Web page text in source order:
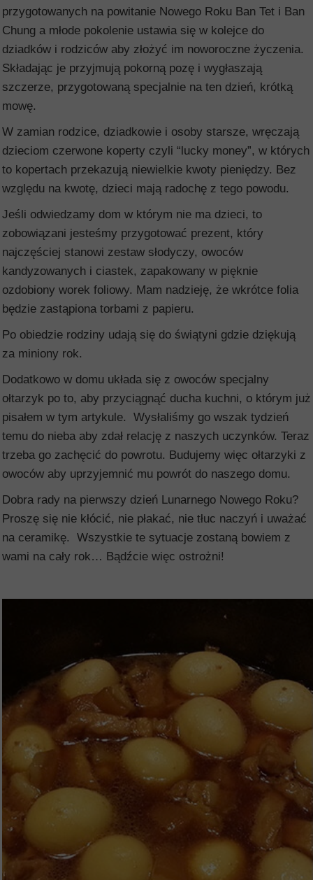
przygotowanych na powitanie Nowego Roku Ban Tet i Ban
Chung a młode pokolenie ustawia się w kolejce do
dziadków i rodziców aby złożyć im noworoczne życzenia.
Składając je przyjmują pokorną pozę i wygłaszają
szczerze, przygotowaną specjalnie na ten dzień, krótką
mowę.
W zamian rodzice, dziadkowie i osoby starsze, wręczają
dzieciom czerwone koperty czyli “lucky money”, w których
to kopertach przekazują niewielkie kwoty pieniędzy. Bez
względu na kwotę, dzieci mają radochę z tego powodu.
Jeśli odwiedzamy dom w którym nie ma dzieci, to
zobowiązani jesteśmy przygotować prezent, który
najczęściej stanowi zestaw słodyczy, owoców
kandyzowanych i ciastek, zapakowany w pięknie
ozdobiony worek foliowy. Mam nadzieję, że wkrótce folia
będzie zastąpiona torbami z papieru.
Po obiedzie rodziny udają się do świątyni gdzie dziękują
za miniony rok.
Dodatkowo w domu układa się z owoców specjalny
ołtarzyk po to, aby przyciągnąć ducha kuchni, o którym już
pisałem w tym artykule. Wysłaliśmy go wszak tydzień
temu do nieba aby zdał relację z naszych uczynków. Teraz
trzeba go zachęcić do powrotu. Budujemy więc ołtarzyki z
owoców aby uprzyjemnić mu powrót do naszego domu.
Dobra rady na pierwszy dzień Lunarnego Nowego Roku?
Proszę się nie kłócić, nie płakać, nie tłuc naczyń i uważać
na ceramikę. Wszystkie te sytuacje zostaną bowiem z
wami na cały rok… Bądźcie więc ostrożni!